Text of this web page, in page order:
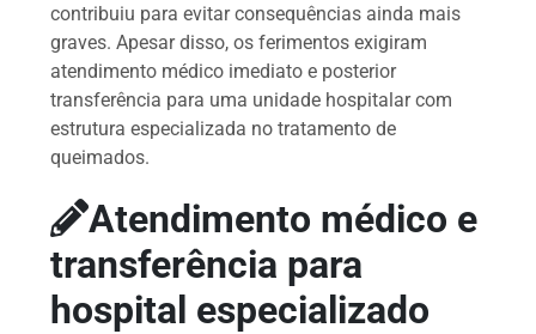
contribuiu para evitar consequências ainda mais
graves. Apesar disso, os ferimentos exigiram
atendimento médico imediato e posterior
transferência para uma unidade hospitalar com
estrutura especializada no tratamento de
queimados.
Atendimento médico e
transferência para
hospital especializado